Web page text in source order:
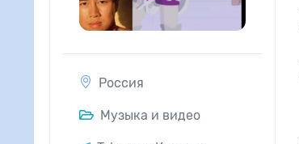
Россия
Музыка и видео